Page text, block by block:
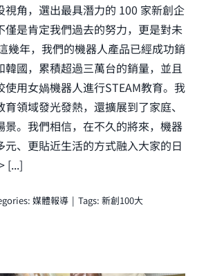
視角，選出最具潛力的 100 家新創企
僅是肯定我們過去的努力，更是對未
幾年，我們的機器人產品已經成功銷
韓國，累積超過三萬台的銷量，並且
使用女媧機器人進行STEAM教育。我
領域發光發熱，還擴展到了家庭、
景。我們相信，在不久的將來，機器
元、更貼近生活的方式融入大家的日
[...]
媒體報導 | Tags: 新創100大